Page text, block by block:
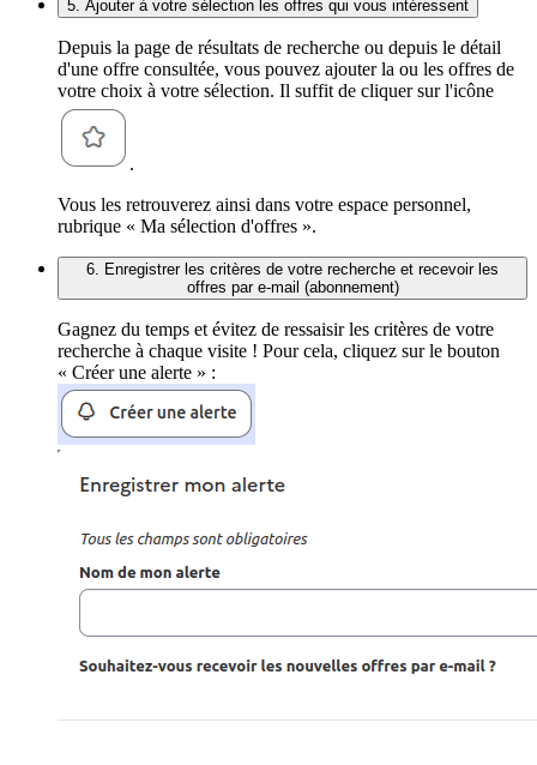
5. Ajouter à votre sélection les offres qui vous intéressent
Depuis la page de résultats de recherche ou depuis le détail
d'une offre consultée, vous pouvez ajouter la ou les offres de
votre choix à votre sélection. Il suffit de cliquer sur l'icône
.
Vous les retrouverez ainsi dans votre espace personnel,
rubrique « Ma sélection d'offres ».
6. Enregistrer les critères de votre recherche et recevoir les
offres par e-mail (abonnement)
Gagnez du temps et évitez de ressaisir les critères de votre
recherche à chaque visite ! Pour cela, cliquez sur le bouton
« Créer une alerte » :